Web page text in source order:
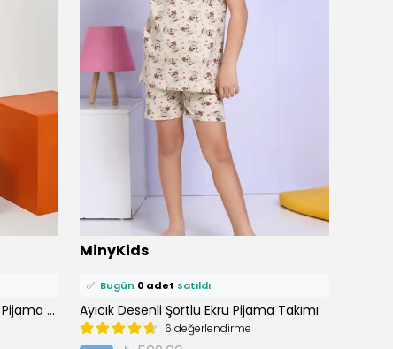
Ay Desen Gül Kurusu Kız Çocuk Pijama Takımı
MinyKids
Bu ürünü0 kişifavoriledi!
0 kişi
✅ Bugün 0 adet satıldı
Ayıcık Desenli Şortlu Ekru Pijama Takımı
6 değerlendirme